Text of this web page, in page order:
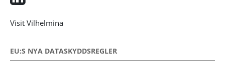
Visit Vilhelmina
EU:S NYA DATASKYDDSREGLER